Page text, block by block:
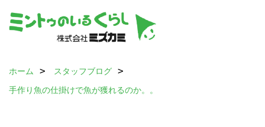
ホーム
スタッフブログ
手作り魚の仕掛けで魚が獲れるのか。。